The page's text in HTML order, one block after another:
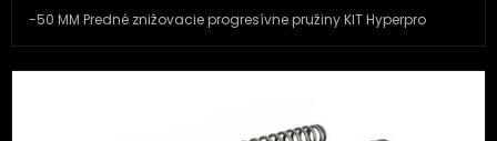
-50 MM Predné znižovacie progresívne pružiny KIT Hyperpro